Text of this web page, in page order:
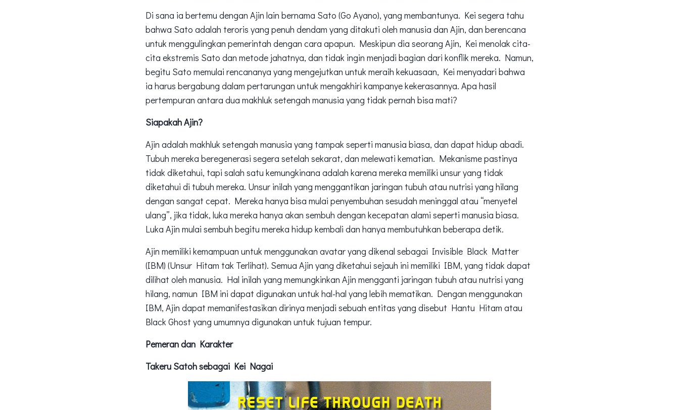
Di sana ia bertemu dengan Ajin lain bernama Sato (Go Ayano), yang membantunya. Kei segera tahu
bahwa Sato adalah teroris yang penuh dendam yang ditakuti oleh manusia dan Ajin, dan berencana
untuk menggulingkan pemerintah dengan cara apapun. Meskipun dia seorang Ajin, Kei menolak cita-
cita ekstremis Sato dan metode jahatnya, dan tidak ingin menjadi bagian dari konflik mereka. Namun,
begitu Sato memulai rencananya yang mengejutkan untuk meraih kekuasaan, Kei menyadari bahwa
ia harus bergabung dalam pertarungan untuk mengakhiri kampanye kekerasannya. Apa hasil
pertempuran antara dua makhluk setengah manusia yang tidak pernah bisa mati?
Siapakah Ajin?
Ajin adalah makhluk setengah manusia yang tampak seperti manusia biasa, dan dapat hidup abadi.
Tubuh mereka beregenerasi segera setelah sekarat, dan melewati kematian. Mekanisme pastinya
tidak diketahui, tapi salah satu kemungkinana adalah karena mereka memiliki unsur yang tidak
diketahui di tubuh mereka. Unsur inilah yang menggantikan jaringan tubuh atau nutrisi yang hilang
dengan sangat cepat. Mereka hanya bisa mulai penyembuhan sesudah meninggal atau “menyetel
ulang”, jika tidak, luka mereka hanya akan sembuh dengan kecepatan alami seperti manusia biasa.
Luka Ajin mulai sembuh begitu mereka hidup kembali dan hanya membutuhkan beberapa detik.
Ajin memiliki kemampuan untuk menggunakan avatar yang dikenal sebagai Invisible Black Matter
(IBM) (Unsur Hitam tak Terlihat). Semua Ajin yang diketahui sejauh ini memiliki IBM, yang tidak dapat
dilihat oleh manusia. Hal inilah yang memungkinkan Ajin mengganti jaringan tubuh atau nutrisi yang
hilang, namun IBM ini dapat digunakan untuk hal-hal yang lebih mematikan. Dengan menggunakan
IBM, Ajin dapat memanifestasikan dirinya menjadi sebuah entitas yang disebut Hantu Hitam atau
Black Ghost yang umumnya digunakan untuk tujuan tempur.
Pemeran dan Karakter
Takeru Satoh sebagai Kei Nagai